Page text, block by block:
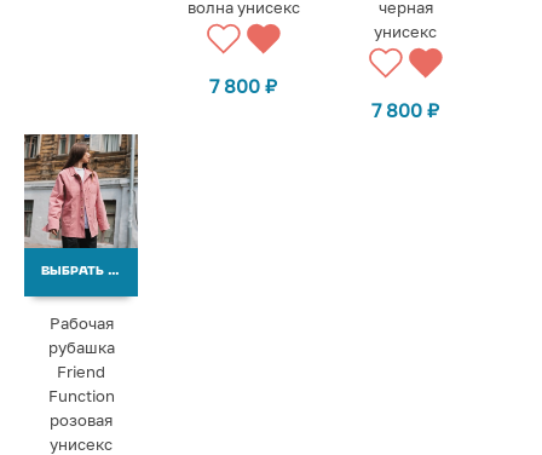
волна унисекс
7 800₽
черная
унисекс
7 800₽
ВЫБРАТЬ ВАРИАНТЫ
Рабочая
рубашка
Friend
Function
розовая
унисекс